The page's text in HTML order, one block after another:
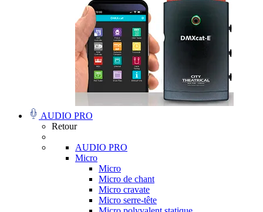
AUDIO PRO
Retour
AUDIO PRO
Micro
Micro
Micro de chant
Micro cravate
Micro serre-tête